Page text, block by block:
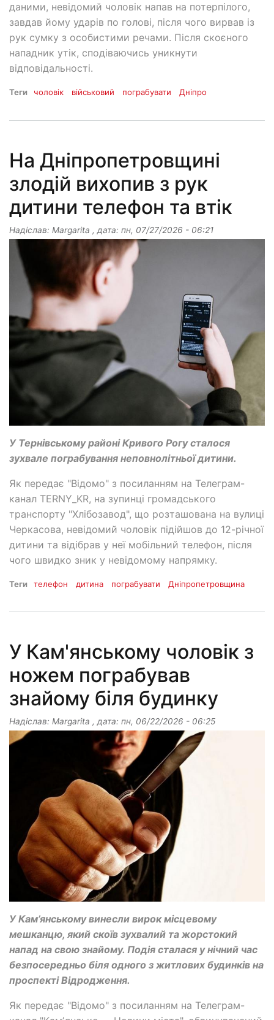
даними, невідомий чоловік напав на потерпілого,
завдав йому ударів по голові, після чого вирвав із
рук сумку з особистими речами. Після скоєного
нападник утік, сподіваючись уникнути
відповідальності.
Теги чоловік військовий пограбувати Дніпро
На Дніпропетровщині
злодій вихопив з рук
дитини телефон та втік
Надіслав: Margarita , дата: пн, 07/27/2026 - 06:21
У Тернівському районі Кривого Рогу сталося
зухвале пограбування неповнолітньої дитини.
Як передає "Відомо" з посиланням на Телеграм-
канал TERNY_KR, на зупинці громадського
транспорту "Хлібозавод", що розташована на вулиці
Черкасова, невідомий чоловік підійшов до 12-річної
дитини та відібрав у неї мобільний телефон, після
чого швидко зник у невідомому напрямку.
Теги телефон дитина пограбувати Дніпропетровщина
У Кам'янському чоловік з
ножем пограбував
знайому біля будинку
Надіслав: Margarita , дата: пн, 06/22/2026 - 06:25
У Кам’янському винесли вирок місцевому
мешканцю, який скоїв зухвалий та жорстокий
напад на свою знайому. Подія сталася у нічний час
безпосередньо біля одного з житлових будинків на
проспекті Відродження.
Як передає "Відомо" з посиланням на Телеграм-